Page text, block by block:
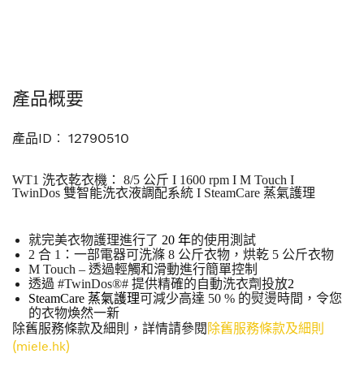
產品概要
產品ID︰ 12790510
WT1 洗衣乾衣機： 8/5 公斤 I 1600 rpm I M Touch I
TwinDos 雙智能洗衣液調配系統 I SteamCare 蒸氣護理
就完美衣物護理進行了 20 年的使用測試
2 合 1：一部電器可洗滌 8 公斤衣物，烘乾 5 公斤衣物
M Touch – 透過輕觸和滑動進行簡單控制
透過 #TwinDos®# 提供精確的自動洗衣劑投放2
SteamCare 蒸氣護理可減少高達 50 % 的熨燙時間，令您
的衣物煥然一新
除舊服務條款及細則，詳情請參閱 除舊服務條款及細則
(miele.hk)